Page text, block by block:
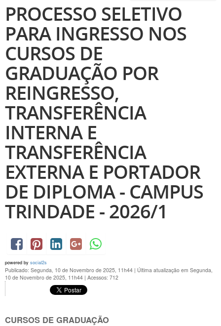
PROCESSO SELETIVO
PARA INGRESSO NOS
CURSOS DE
GRADUAÇÃO POR
REINGRESSO,
TRANSFERÊNCIA
INTERNA E
TRANSFERÊNCIA
EXTERNA E PORTADOR
DE DIPLOMA - CAMPUS
TRINDADE - 2026/1
powered by social2s
Publicado: Segunda, 10 de Novembro de 2025, 11h44 | Última atualização em Segunda,
10 de Novembro de 2025, 11h44 | Acessos: 712
CURSOS DE GRADUAÇÃO